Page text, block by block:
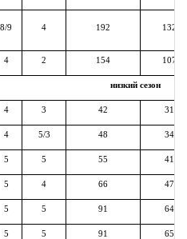
8/9 4 192 132
4 2 154 107
низкий сезон
4 3 42 31
4 5/3 48 34
5 5 55 41
5 4 66 47
5 5 91 64
5 5 91 65